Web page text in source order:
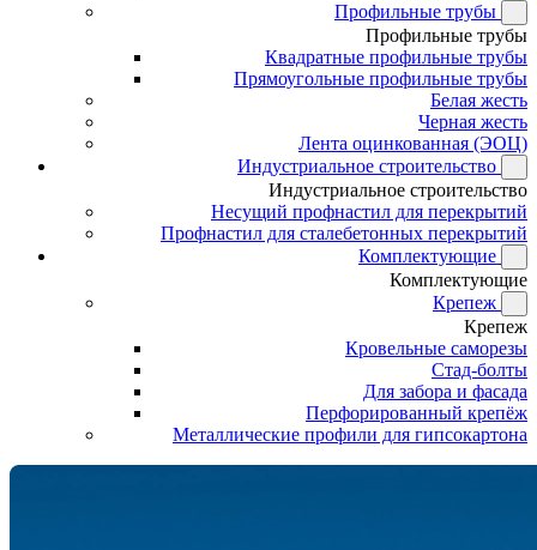
Профильные трубы
Профильные трубы
Квадратные профильные трубы
Прямоугольные профильные трубы
Белая жесть
Черная жесть
Лента оцинкованная (ЭОЦ)
Индустриальное строительство
Индустриальное строительство
Несущий профнастил для перекрытий
Профнастил для сталебетонных перекрытий
Комплектующие
Комплектующие
Крепеж
Крепеж
Кровельные саморезы
Стад-болты
Для забора и фасада
Перфорированный крепёж
Металлические профили для гипсокартона